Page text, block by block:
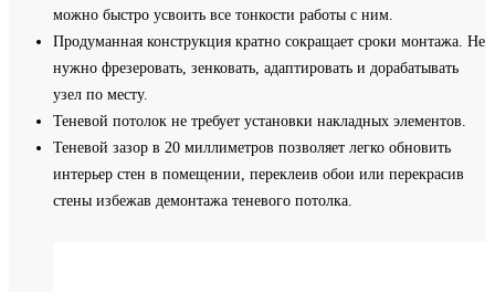
можно быстро усвоить все тонкости работы с ним.
Продуманная конструкция кратно сокращает сроки монтажа. Не
нужно фрезеровать, зенковать, адаптировать и дорабатывать
узел по месту.
Теневой потолок не требует установки накладных элементов.
Теневой зазор в 20 миллиметров позволяет легко обновить
интерьер стен в помещении, переклеив обои или перекрасив
стены избежав демонтажа теневого потолка.